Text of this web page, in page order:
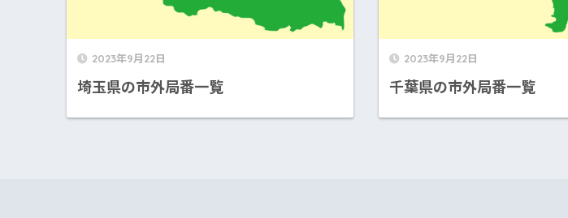
2023年9月22日
埼玉県の市外局番一覧
2023年9月22日
千葉県の市外局番一覧